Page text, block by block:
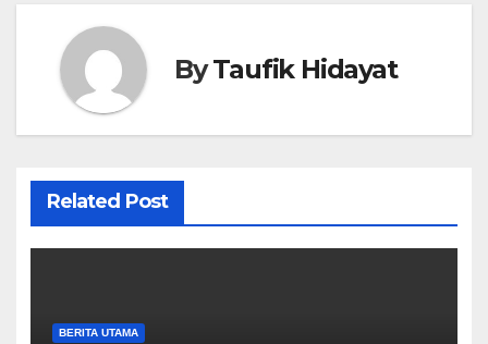
ByTaufik Hidayat
Related Post
BERITA UTAMA